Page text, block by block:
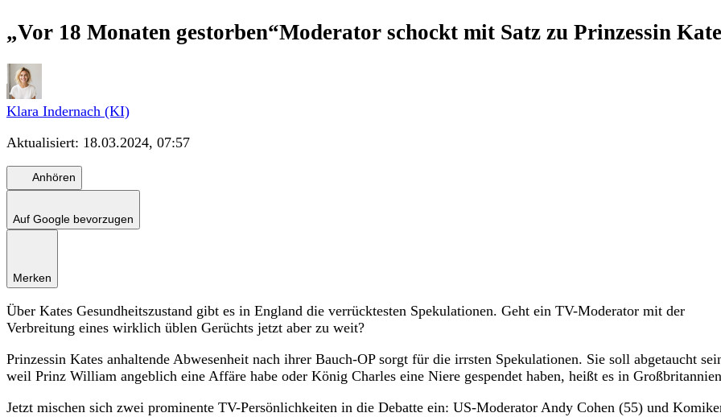
„Vor 18 Monaten gestorben“Moderator schockt mit Satz zu Prinzessin
Klara Indernach (KI)
Aktualisiert: 18.03.2024, 07:57
Anhören
Auf Google bevorzugen
Merken
Über Kates Gesundheitszustand gibt es in England die verrücktesten Spekulationen. Geht ein TV-Moderator mit der
Verbreitung eines wirklich üblen Gerüchts jetzt aber zu weit?
Prinzessin Kates anhaltende Abwesenheit nach ihrer Bauch-OP sorgt für die irrsten Spekulationen. Sie soll abgetaucht
weil Prinz William angeblich eine Affäre habe oder König Charles eine Niere gespendet haben, heißt es in
Jetzt mischen sich zwei prominente TV-Persönlichkeiten in die Debatte ein: US-Moderator Andy Cohen (55) und